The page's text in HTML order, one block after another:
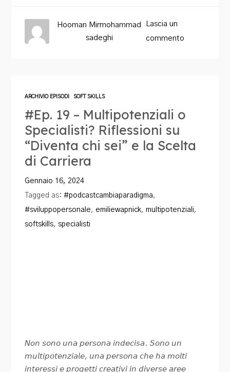
Lascia un
commento
Hooman Mirmohammad
sadeghi
ARCHIVIO EPISODI SOFT SKILLS
#Ep. 19 – Multipotenziali o
Specialisti? Riflessioni su
“Diventa chi sei” e la Scelta
di Carriera
Gennaio 16, 2024
Tagged as:#podcastcambiaparadigma,
#sviluppopersonale, emiliewapnick,multipotenziali,
softskills,specialisti
𝘕𝘰𝘯 𝘴𝘰𝘯𝘰 𝘶𝘯𝘢 𝘱𝘦𝘳𝘴𝘰𝘯𝘢 𝘪𝘯𝘥𝘦𝘤𝘪𝘴𝘢. 𝘚𝘰𝘯𝘰 𝘶𝘯
𝘮𝘶𝘭𝘵𝘪𝘱𝘰𝘵𝘦𝘯𝘻𝘪𝘢𝘭𝘦, 𝘶𝘯𝘢 𝘱𝘦𝘳𝘴𝘰𝘯𝘢 𝘤𝘩𝘦 𝘩𝘢 𝘮𝘰𝘭𝘵𝘪
𝘪𝘯𝘵𝘦𝘳𝘦𝘴𝘴𝘪 𝘦 𝘱𝘳𝘰𝘨𝘦𝘵𝘵𝘪 𝘤𝘳𝘦𝘢𝘵𝘪𝘷𝘪 𝘪𝘯 𝘥𝘪𝘷𝘦𝘳𝘴𝘦 𝘢𝘳𝘦𝘦